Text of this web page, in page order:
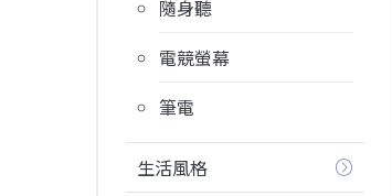
隨身聽
電競螢幕
筆電
生活風格